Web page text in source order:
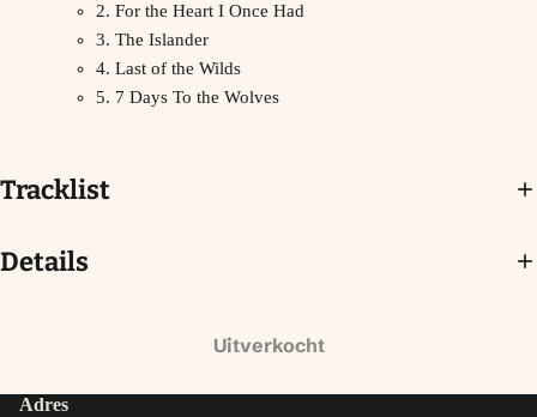
2. For the Heart I Once Had
3. The Islander
4. Last of the Wilds
5. 7 Days To the Wolves
Tracklist
Details
Uitverkocht
Adres